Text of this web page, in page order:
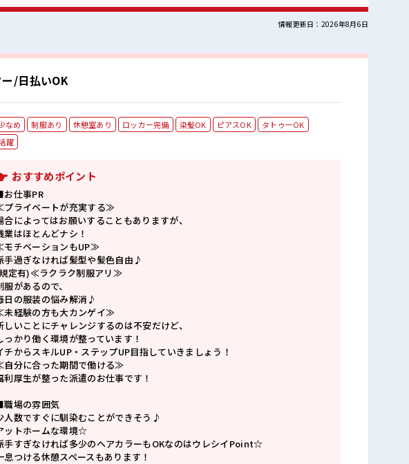
情報更新日：2026年8月6日
/日払いOK
なめ 制服あり 休憩室あり ロッカー完備 染髪OK ピアスOK
タトゥーOK
躍
おすすめポイント
仕事PR
ライベートが充実する≫
合によってはお願いすることもありますが、
業はほとんどナシ！
チベーションもUP≫
手過ぎなければ髪型や髪色自由♪
定有)≪ラクラク制服アリ≫
服があるので、
日の服装の悩み解消♪
経験の方も大カンゲイ≫
しいことにチャレンジするのは不安だけど、
っかり働く環境が整っています！
チからスキルUP・ステップUP目指していきましょう！
分に合った期間で働ける≫
利厚生が整った派遣のお仕事です！
場の雰囲気
人数ですぐに馴染むことができそう♪
ットホームな環境☆
手すぎなければ多少のヘアカラーもOKなのはウレシイPoint☆
息つける休憩スペースもあります！